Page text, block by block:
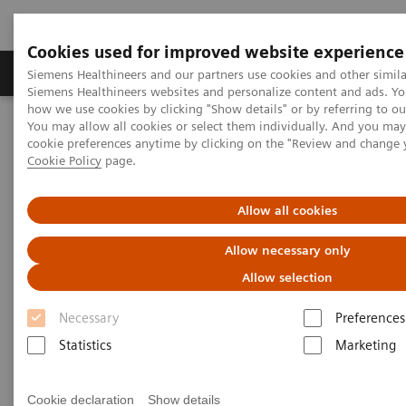
Cookies used for improved website experience
Siemens Healthineers and our partners use cookies and other
Siemens Healthineers websites and personalize content and ads.
how we use cookies by clicking "Show details" or by referring to
You may allow all cookies or select them individually. And you
cookie preferences anytime by clicking on the "Review and
Cookie Policy page.
Allow all cookies
Allow necessary only
Allow selection
Necessary
Preferences
Statistics
Marketing
Cookie declaration Show details
Soluzioni e servizi Insights La nostra
Home Servizi
IT Standards
DICOM Conformance Statements - Angiography
Artis Icono Family
DICOM Conformance
Statements - Artis icono Family